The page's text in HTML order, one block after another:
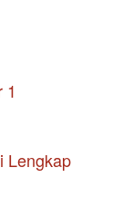
1
Lengkap